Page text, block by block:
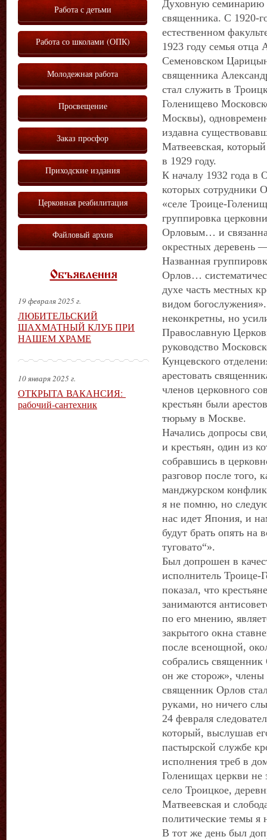
Духовную семинарию
священника. С 1920-
естественном
1923 году семья отца
Семеновском
священника
стал служить в
Голенищево
Москвы),
издавна
Матвеевская,
в 1929 году.
К началу 1932 года в
которых сотрудники
«селе Троице-
группировка
Орловым… и
окрестных деревень
Названная
Орлов…
духе часть местных
видом
неконкретны, но
Православную
руководство
Кунцевского
арестовать
членов церковного
крестьян были
тюрьму в Москве.
Начались допросы
и крестьян, один из
собравшись в
разговор после того,
манджурском
я не помню, но
нас идет Япония, и
будут брать опять на
туговато“».
Был допрошен в
исполнитель Троице-
показал, что
занимаются
по его мнению,
закрытого окна
после всенощной,
собрались священник
он же сторож», члены
священник Орлов
руками, но ничего
24 февраля
который, выслушав
пастырской службе
исполнения треб в
Голенищах церкви не
село Троицкое,
Матвеевская и
политические темы я
В тот же день был
Работа с детьми
Работа со школами (ОПК)
Молодежная работа
Просвещение
Заказ просфор
Приходские издания
Церковная реабилитация
Файловый архив
Объявления
19 февраля 2025 г.
ЛЮБИТЕЛЬСКИЙ
ШАХМАТНЫЙ КЛУБ ПРИ
НАШЕМ ХРАМЕ
10 января 2025 г.
ОТКРЫТА ВАКАНСИЯ:
рабочий-сантехник